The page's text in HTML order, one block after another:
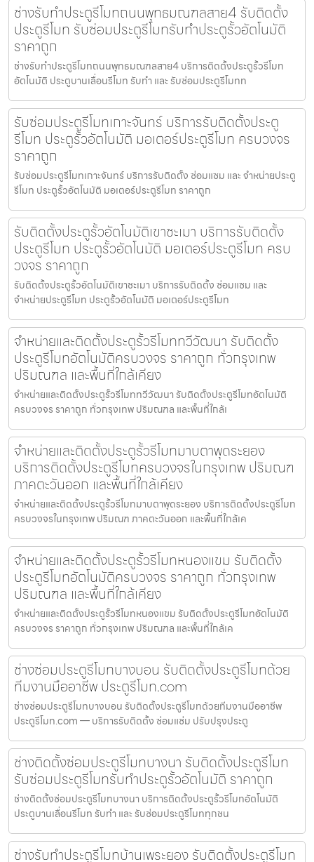
ช่างรับทำประตูรีโมทถนนพุทธมณฑลสาย4 รับติดตั้ง
ประตูรีโมท รับซ่อมประตูรีโมทรับทำประตูรั้วอัตโนมัติ
ราคาถูก
ช่างรับทำประตูรีโมทถนนพุทธมณฑลสาย4 บริการติดตั้งประตูรั้วรีโมท
อัตโนมัติ ประตูบานเลื่อนรีโมท รับทำ และ รับซ่อมประตูรีโมทท
รับซ่อมประตูรีโมทเกาะจันทร์ บริการรับติดตั้งประตู
รีโมท ประตูรั้วอัตโนมัติ มอเตอร์ประตูรีโมท ครบวงจร
ราคาถูก
รับซ่อมประตูรีโมทเกาะจันทร์ บริการรับติดตั้ง ซ่อมแซม และ จำหน่ายประตู
รีโมท ประตูรั้วอัตโนมัติ มอเตอร์ประตูรีโมท ราคาถูก
รับติดตั้งประตูรั้วอัตโนมัติเขาชะเมา บริการรับติดตั้ง
ประตูรีโมท ประตูรั้วอัตโนมัติ มอเตอร์ประตูรีโมท ครบ
วงจร ราคาถูก
รับติดตั้งประตูรั้วอัตโนมัติเขาชะเมา บริการรับติดตั้ง ซ่อมแซม และ
จำหน่ายประตูรีโมท ประตูรั้วอัตโนมัติ มอเตอร์ประตูรีโมท
จำหน่ายและติดตั้งประตูรั้วรีโมททวีวัฒนา รับติดตั้ง
ประตูรีโมทอัตโนมัติครบวงจร ราคาถูก ทั่วกรุงเทพ
ปริมณฑล และพื้นที่ใกล้เคียง
จำหน่ายและติดตั้งประตูรั้วรีโมททวีวัฒนา รับติดตั้งประตูรีโมทอัตโนมัติ
ครบวงจร ราคาถูก ทั่วกรุงเทพ ปริมณฑล และพื้นที่ใกล้เ
จำหน่ายและติดตั้งประตูรั้วรีโมทมาบตาพุดระยอง
บริการติดตั้งประตูรีโมทครบวงจรในกรุงเทพ ปริมณฑ
ภาคตะวันออก และพื้นที่ใกล้เคียง
จำหน่ายและติดตั้งประตูรั้วรีโมทมาบตาพุดระยอง บริการติดตั้งประตูรีโมท
ครบวงจรในกรุงเทพ ปริมณฑ ภาคตะวันออก และพื้นที่ใกล้เค
จำหน่ายและติดตั้งประตูรั้วรีโมทหนองแขม รับติดตั้ง
ประตูรีโมทอัตโนมัติครบวงจร ราคาถูก ทั่วกรุงเทพ
ปริมณฑล และพื้นที่ใกล้เคียง
จำหน่ายและติดตั้งประตูรั้วรีโมทหนองแขม รับติดตั้งประตูรีโมทอัตโนมัติ
ครบวงจร ราคาถูก ทั่วกรุงเทพ ปริมณฑล และพื้นที่ใกล้เค
ช่างซ่อมประตูรีโมทบางบอน รับติดตั้งประตูรีโมทด้วย
ทีมงานมืออาชีพ ประตูรีโมท.com
ช่างซ่อมประตูรีโมทบางบอน รับติดตั้งประตูรีโมทด้วยทีมงานมืออาชีพ
ประตูรีโมท.com — บริการรับติดตั้ง ซ่อมแซ่ม ปรับปรุงประตู
ช่างติดตั้งซ่อมประตูรีโมทบางนา รับติดตั้งประตูรีโมท
รับซ่อมประตูรีโมทรับทำประตูรั้วอัตโนมัติ ราคาถูก
ช่างติดตั้งซ่อมประตูรีโมทบางนา บริการติดตั้งประตูรั้วรีโมทอัตโนมัติ
ประตูบานเลื่อนรีโมท รับทำ และ รับซ่อมประตูรีโมททุกชน
ช่างรับทำประตูรีโมทบ้านเพระยอง รับติดตั้งประตูรีโมท